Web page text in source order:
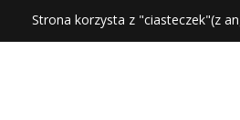
Strona korzysta z "ciasteczek"(z